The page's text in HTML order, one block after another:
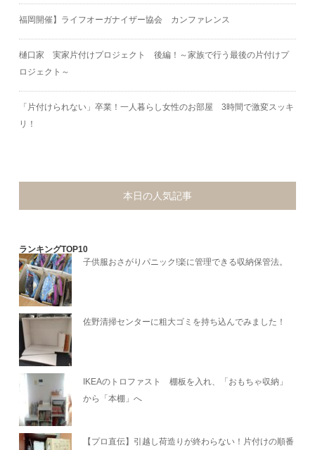
福岡開催】ライフオーガナイザー協会 カンファレンス
樋口家 実家片付けプロジェクト 後編！～家族で行う最後の片付けプ
ロジェクト～
「片付けられない」卒業！一人暮らし女性のお部屋 3時間で激変スッキ
リ！
本日の人気記事
ランキングTOP10
子供服おさがりパニック!楽に管理できる収納保管法。
佐野清掃センターに粗大ゴミを持ち込んでみました！
IKEAのトロファスト 棚板を入れ、「おもちゃ収納」
から「本棚」へ
【プロ直伝】引越し荷造りが終わらない！片付けの順番